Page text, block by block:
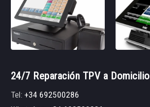
24/7 Reparación TPV a Domicilio
Tel:+34 692500286